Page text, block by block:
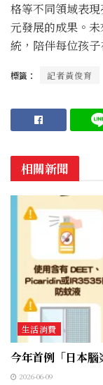
格等不同領域表
元發展的成果。
統，陪伴每位孩
標籤： 記者黃俊育
相關新聞
生活消費
今年首例「日本
2026-06-09